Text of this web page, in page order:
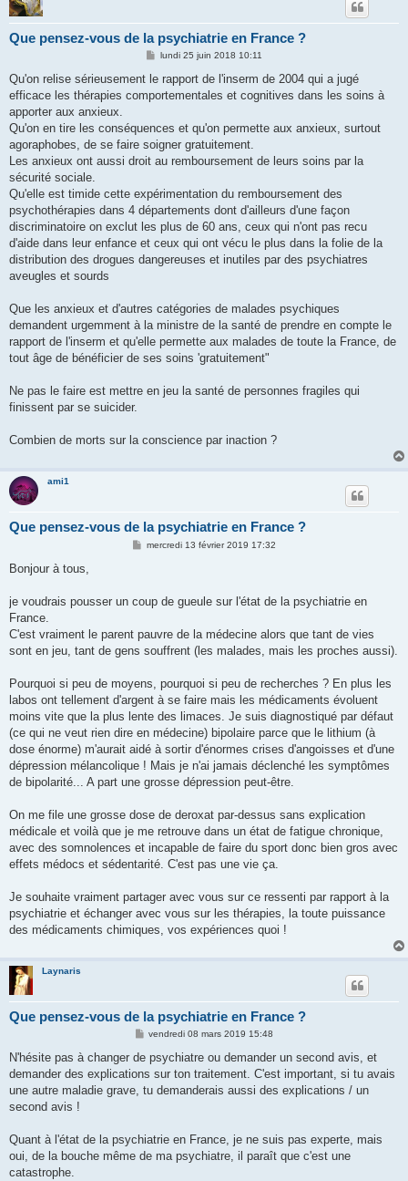
Que pensez-vous de la psychiatrie en France ?
M
s
a
lundi 25 juin 2018 10:11
Qu'on relise sérieusement le rapport de l'inserm de 2004 qui a jugé
efficace les thérapies comportementales et cognitives dans les soins à
apporter aux anxieux.
Qu'on en tire les conséquences et qu'on permette aux anxieux, surtout
agoraphobes, de se faire soigner gratuitement.
Les anxieux ont aussi droit au remboursement de leurs soins par la
sécurité sociale.
Qu'elle est timide cette expérimentation du remboursement des
psychothérapies dans 4 départements dont d'ailleurs d'une façon
discriminatoire on exclut les plus de 60 ans, ceux qui n'ont pas recu
d'aide dans leur enfance et ceux qui ont vécu le plus dans la folie de la
distribution des drogues dangereuses et inutiles par des psychiatres
aveugles et sourds
Que les anxieux et d'autres catégories de malades psychiques
demandent urgemment à la ministre de la santé de prendre en compte le
rapport de l'inserm et qu'elle permette aux malades de toute la France, de
tout âge de bénéficier de ses soins 'gratuitement"
Ne pas le faire est mettre en jeu la santé de personnes fragiles qui
finissent par se suicider.
Combien de morts sur la conscience par inaction ?
ami1
Que pensez-vous de la psychiatrie en France ?
M
g
mercredi 13 février 2019 17:32
Bonjour à tous,
je voudrais pousser un coup de gueule sur l'état de la psychiatrie en
France.
C'est vraiment le parent pauvre de la médecine alors que tant de vies
sont en jeu, tant de gens souffrent (les malades, mais les proches aussi).
Pourquoi si peu de moyens, pourquoi si peu de recherches ? En plus les
labos ont tellement d'argent à se faire mais les médicaments évoluent
moins vite que la plus lente des limaces. Je suis diagnostiqué par défaut
(ce qui ne veut rien dire en médecine) bipolaire parce que le lithium (à
dose énorme) m'aurait aidé à sortir d'énormes crises d'angoisses et d'une
dépression mélancolique ! Mais je n'ai jamais déclenché les symptômes
de bipolarité... A part une grosse dépression peut-être.
On me file une grosse dose de deroxat par-dessus sans explication
médicale et voilà que je me retrouve dans un état de fatigue chronique,
avec des somnolences et incapable de faire du sport donc bien gros avec
effets médocs et sédentarité. C'est pas une vie ça.
Je souhaite vraiment partager avec vous sur ce ressenti par rapport à la
psychiatrie et échanger avec vous sur les thérapies, la toute puissance
des médicaments chimiques, vos expériences quoi !
Laynaris
Que pensez-vous de la psychiatrie en France ?
M
s
s
a
g
vendredi 08 mars 2019 15:48
N'hésite pas à changer de psychiatre ou demander un second avis, et
demander des explications sur ton traitement. C'est important, si tu avais
une autre maladie grave, tu demanderais aussi des explications / un
second avis !
Quant à l'état de la psychiatrie en France, je ne suis pas experte, mais
oui, de la bouche même de ma psychiatre, il paraît que c'est une
catastrophe.